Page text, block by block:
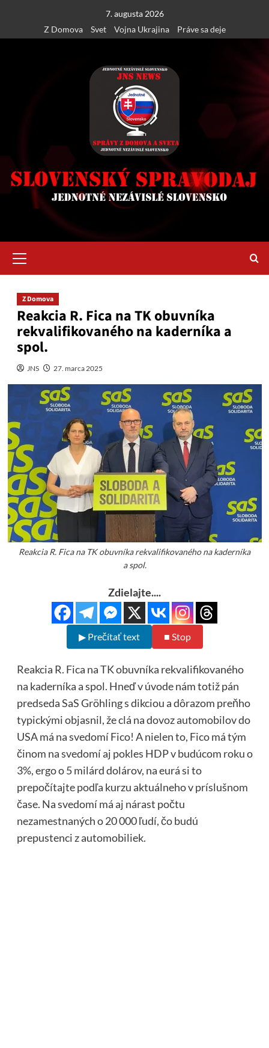
content
7. augusta 2026
Z Domova
Svet Vojna Ukrajina Práve sa deje
Menu
Z Domova
Reakcia R. Fica na TK obuvníka
rekvalifikovaného na kaderníka a
spol.
JNS 27. marca 2025
Reakcia R. Fica na TK obuvníka rekvalifikovaného na kaderníka
a spol.
Zdielajte....
▶ Prečítať text ■ Stop
Reakcia R. Fica na TK obuvníka rekvalifikovaného
na kaderníka a spol. Hneď v úvode nám totiž pán
predseda SaS Gröhling s dikciou a dôrazom preňho
typickými objasnil, že clá na dovoz automobilov do
USA má na svedomí Fico! A nielen to, Fico má tým
činom na svedomí aj pokles HDP v budúcom roku o
3%, ergo o 5 milárd dolárov, na eurá si to
prepočítajte podľa kurzu aktuálneho v príslušnom
čase. Na svedomí má aj nárast počtu
nezamestnaných o 20 000 ľudí, čo budú
prepustenci z automobiliek.